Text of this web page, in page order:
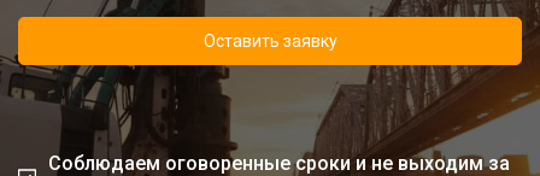
Оставить заявку
Соблюдаем оговоренные сроки и не выходим за